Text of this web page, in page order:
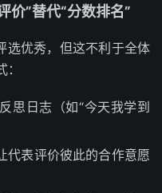
价”替代“分数排名”
选优秀，但这不利于全体
思日志（如“今天我学到
代表评价彼此的合作意愿